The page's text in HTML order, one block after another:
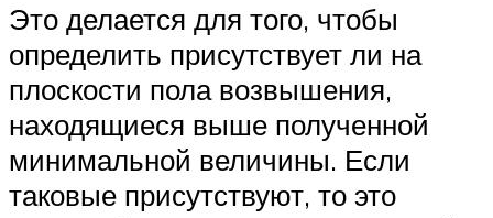
Это делается для того, чтобы
определить присутствует ли на
плоскости пола возвышения,
находящиеся выше полученной
минимальной величины. Если
таковые присутствуют, то это